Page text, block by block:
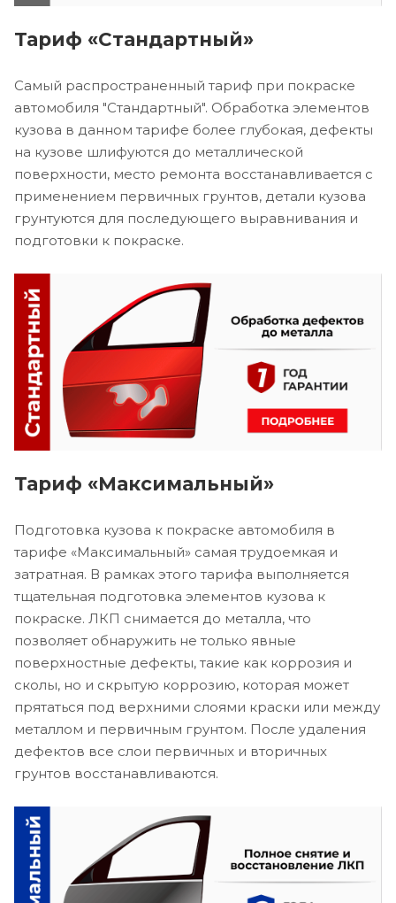
Тариф «Стандартный»
Самый распространенный тариф при покраске
автомобиля "Стандартный". Обработка элементов
кузова в данном тарифе более глубокая, дефекты
на кузове шлифуются до металлической
поверхности, место ремонта восстанавливается с
применением первичных грунтов, детали кузова
грунтуются для последующего выравнивания и
подготовки к покраске.
Тариф «Максимальный»
Подготовка кузова к покраске автомобиля в
тарифе «Максимальный» самая трудоемкая и
затратная. В рамках этого тарифа выполняется
тщательная подготовка элементов кузова к
покраске. ЛКП снимается до металла, что
позволяет обнаружить не только явные
поверхностные дефекты, такие как коррозия и
сколы, но и скрытую коррозию, которая может
прятаться под верхними слоями краски или между
металлом и первичным грунтом. После удаления
дефектов все слои первичных и вторичных
грунтов восстанавливаются.